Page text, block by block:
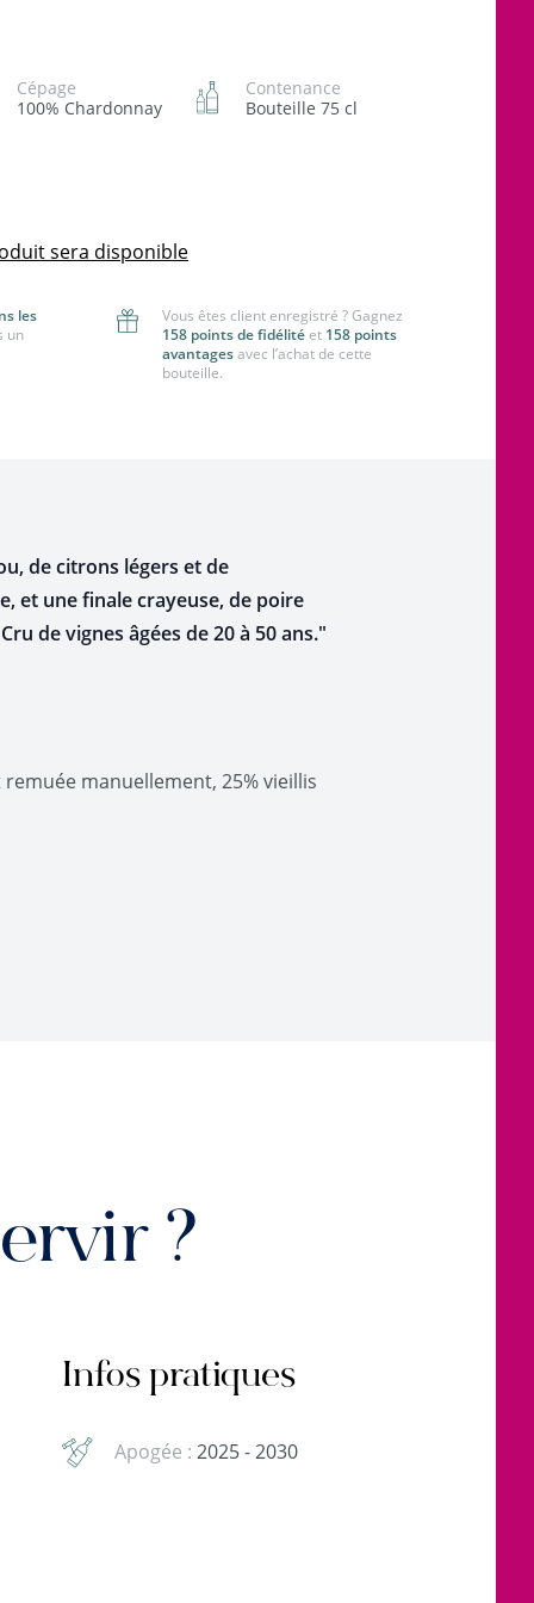
Cépage
100% Chardonnay
Contenance
Bouteille 75 cl
sera disponible
les
un
Vous êtes client enregistré ? Gagnez
158 points de fidélité et 158 points
avantagesavec l’achat de cette
bouteille.
de citrons légers et de
et une finale crayeuse, de poire
de vignes âgées de 20 à 50 ans."
manuellement, 25% vieillis
?
Infos pratiques
Apogée : 2025 - 2030